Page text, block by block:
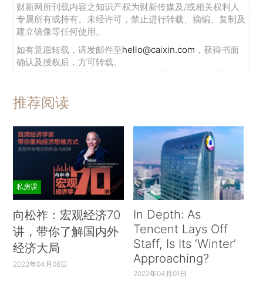
财新网所刊载内容之知识产权为财新传媒及/或相关权利人
专属所有或持有。未经许可，禁止进行转载、摘编、复制及
建立镜像等任何使用。
如有意愿转载，请发邮件至hello@caixin.com ，获得书面
确认及授权后，方可转载。
推荐阅读
私房课
向松祚：宏观经济70
讲，带你了解国内外
经济大局
2022年04月06日
In Depth: As
Tencent Lays Off
Staff, Is Its ‘Winter’
Approaching?
2022年04月01日